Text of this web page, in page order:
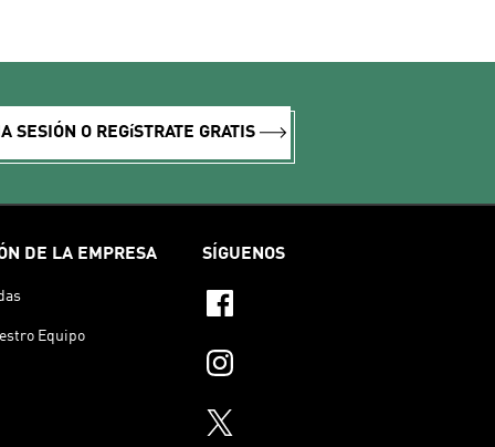
SESIÓN O REGíSTRATE GRATIS
DE LA EMPRESA
Equipo
SÍGUENOS